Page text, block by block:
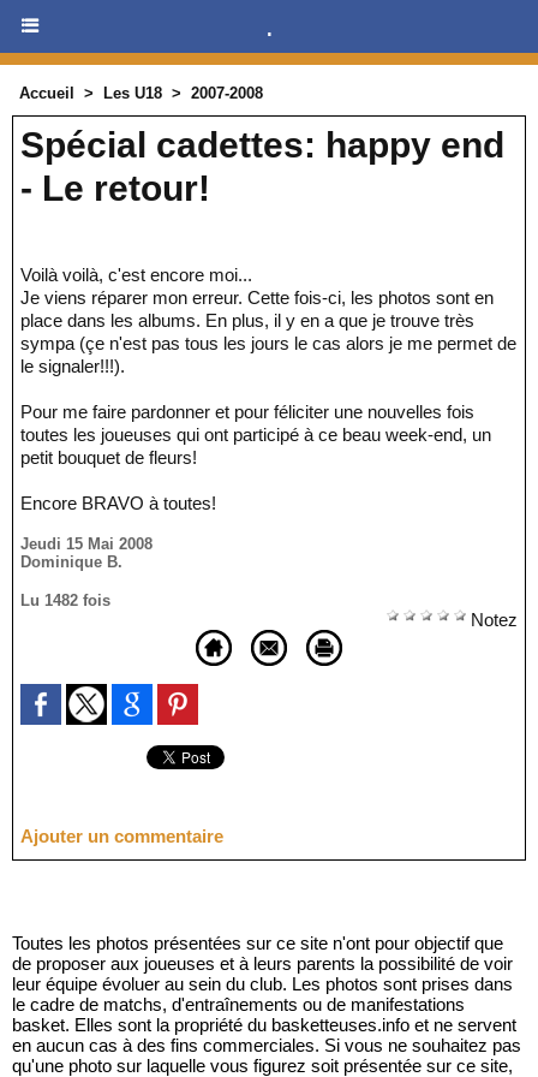
.
Accueil > Les U18 > 2007-2008
Spécial cadettes: happy end
- Le retour!
Voilà voilà, c'est encore moi...
Je viens réparer mon erreur. Cette fois-ci, les photos sont en
place dans les albums. En plus, il y en a que je trouve très
sympa (çe n'est pas tous les jours le cas alors je me permet de
le signaler!!!).
Pour me faire pardonner et pour féliciter une nouvelles fois
toutes les joueuses qui ont participé à ce beau week-end, un
petit bouquet de fleurs!
Encore BRAVO à toutes!
Jeudi 15 Mai 2008
Dominique B.
Lu 1482 fois
Notez
Ajouter un commentaire
Toutes les photos présentées sur ce site n'ont pour objectif que
de proposer aux joueuses et à leurs parents la possibilité de voir
leur équipe évoluer au sein du club. Les photos sont prises dans
le cadre de matchs, d'entraînements ou de manifestations
basket. Elles sont la propriété du basketteuses.info et ne servent
en aucun cas à des fins commerciales. Si vous ne souhaitez pas
qu'une photo sur laquelle vous figurez soit présentée sur ce site,